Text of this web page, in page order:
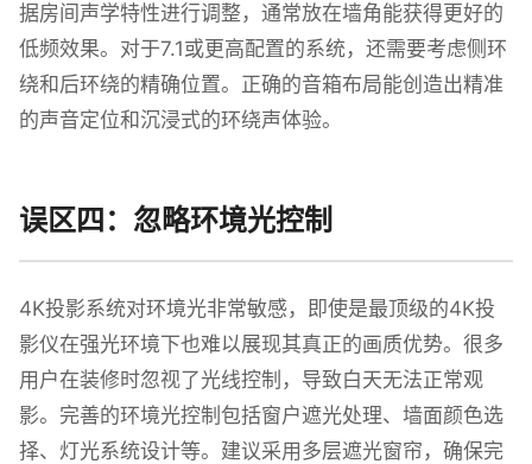
据房间声学特性进行调整，通常放在墙角能获得更好的
低频效果。对于7.1或更高配置的系统，还需要考虑侧环
绕和后环绕的精确位置。正确的音箱布局能创造出精准
的声音定位和沉浸式的环绕声体验。
误区四：忽略环境光控制
4K投影系统对环境光非常敏感，即使是最顶级的4K投
影仪在强光环境下也难以展现其真正的画质优势。很多
用户在装修时忽视了光线控制，导致白天无法正常观
影。完善的环境光控制包括窗户遮光处理、墙面颜色选
择、灯光系统设计等。建议采用多层遮光窗帘，确保完